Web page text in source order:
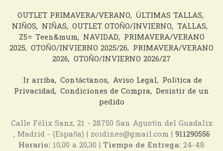
OUTLET PRIMAVERA/VERANO ÚLTIMAS TALLAS
NIÑOS NIÑAS OUTLET OTOÑO/INVIERNO TALLAS
Z5⭐️ Teen&mum NAVIDAD PRIMAVERA/VERANO
2025 OTOÑO/INVIERNO 2025/26 PRIMAVERA/VERANO
2026 OTOÑO/INVIERNO 2026/27
Ir arriba Contáctanos Aviso Legal Política de
Privacidad Condiciones de Compra Desistir de un
pedido
Calle Félix Sanz, 21 - 28750 San Agustín del Guadalix
, Madrid - (España) | zoidines@gmail.com | 911290556
Horario: 10,00 a 20,30 | Tiempo de Entrega: 24-48